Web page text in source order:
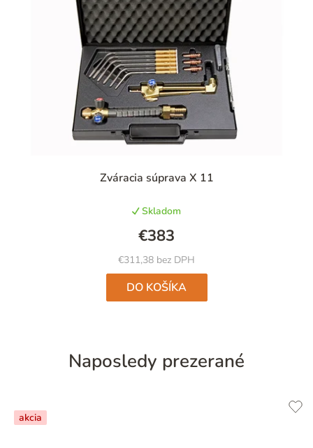
Zváracia súprava X 11
Skladom
€311,38 bez DPH
€383
DO KOŠÍKA
Naposledy prezerané
akcia